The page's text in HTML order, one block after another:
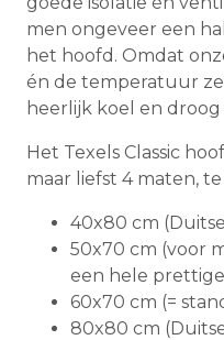
men ongeveer een
het hoofd. Omdat
én de temperatuur
heerlijk koel en droog
Het Texels Classic
maar liefst 4 maten,
40x80 cm
50x70 cm (voor
een hele
60x70 cm (=
80x80 cm